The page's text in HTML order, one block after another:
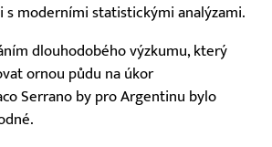
s moderními statistickými analýzami.
dlouhodobého výzkumu, který
ornou půdu na úkor
Serrano by pro Argentinu bylo